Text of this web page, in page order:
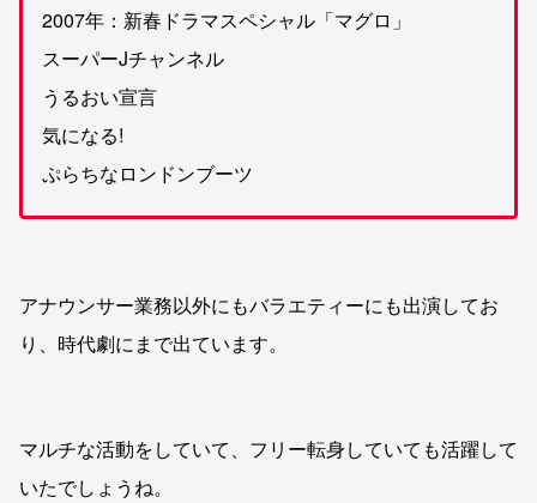
2007年：新春ドラマスペシャル「マグロ」
スーパーJチャンネル
うるおい宣言
気になる!
ぷらちなロンドンブーツ
アナウンサー業務以外にもバラエティーにも出演してお
り、時代劇にまで出ています。
マルチな活動をしていて、フリー転身していても活躍して
いたでしょうね。